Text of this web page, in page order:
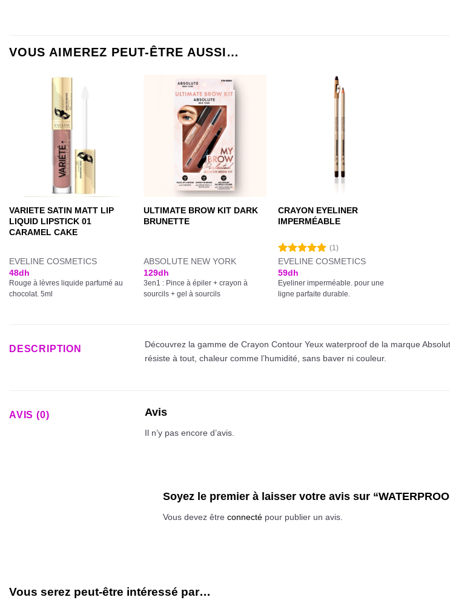
VOUS AIMEREZ PEUT-ÊTRE AUSSI…
VARIETE SATIN MATT LIP
LIQUID LIPSTICK 01
CARAMEL CAKE
EVELINE COSMETICS
48dh
Rouge à lèvres liquide parfumé au
chocolat. 5ml
ULTIMATE BROW KIT DARK
BRUNETTE
ABSOLUTE NEW YORK
129dh
3en1 : Pince à épiler + crayon à
sourcils + gel à sourcils
CRAYON EYELINER
IMPERMÉABLE
Note 5.00
sur 5
(1)
EVELINE COSMETICS
59dh
Eyeliner imperméable. pour une
ligne parfaite durable.
DESCRIPTION
Découvrez la gamme de Crayon Contour Yeux waterproof de la marque
résiste à tout, chaleur comme l’humidité, sans baver ni couleur.
AVIS (0) Avis
Il n’y pas encore d’avis.
Soyez le premier à laisser votre avis sur
Vous devez être connecté pour publier un avis.
Vous serez peut-être intéressé par…